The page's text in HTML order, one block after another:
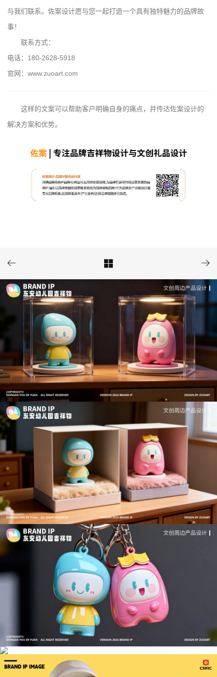
与我们联系。佐案设计愿与您一起打造一个具有独特魅力的品牌故
事！
联系方式：
电话：180-2628-5918
官网：www.zuoart.com
这样的文案可以帮助客户明确自身的痛点，并传达佐案设计的
解决方案和优势。
  